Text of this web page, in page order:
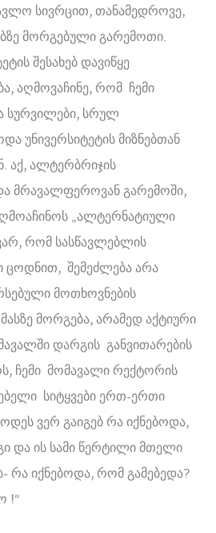
სივრცით, თანამედროვე,
მორგებული გარემოთი.
შესახებ დავიწყე
აღმოვაჩინე, რომ ჩემი
სურვილები, სრულ
უნივერსიტეტის მიზნებთან
აქ, ალტერბრიჯის
მრავალფეროვან გარემოში,
„ალტერნატიული
რომ სასწავლებლის
ცოდნით, შემეძლება არა
მოთხოვნების
მორგება, არამედ აქტიური
დარგის განვითარების
ჩემი მომავალი რექტორის
სიტყვები ერთ-ერთი
ვერ გაიგებ რა იქნებოდა,
და ის სამი წერტილი მთელი
რა იქნებოდა, რომ გამებედა?
!“